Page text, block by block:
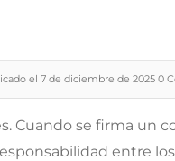
el 7 de diciembre de 2025 0
Cuando se firma un
entre los